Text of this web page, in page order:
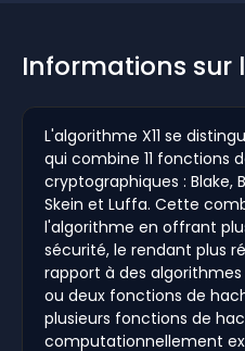
Informations sur
L'algorithme X11 se
qui combine 11 fonctions
cryptographiques : Blake,
Skein et Luffa. Cette
l'algorithme en offrant
sécurité, le rendant plus
rapport à des
ou deux fonctions de
plusieurs fonctions de
computationnellement